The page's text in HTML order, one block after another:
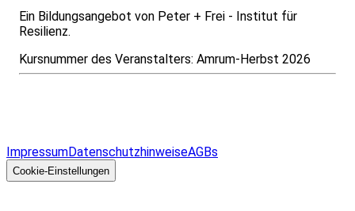
Ein Bildungsangebot von Peter + Frei - Institut für
Resilienz.
Kursnummer des Veranstalters: Amrum-Herbst 2026
ImpressumDatenschutzhinweiseAGBs
Cookie-Einstellungen